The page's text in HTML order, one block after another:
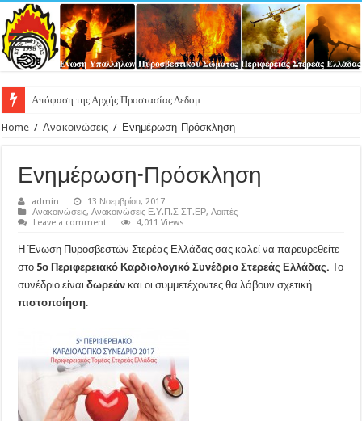
Απόφαση της Αρχής Προστασίας Δεδομένων Προσωπικού Χαρα
Home / Ανακοινώσεις / Ενημέρωση-Πρόσκληση
Ενημέρωση-Πρόσκληση
admin
13 Νοεμβρίου, 2017
Ανακοινώσεις,Ανακοινώσεις Ε.Υ.Π.Σ ΣΤ.ΕΡ,Λοιπές
Leave a comment
4,011 Views
Η Ένωση Πυροσβεστών Στερέας Ελλάδας σας καλεί να παρευρεθείτε
στο 5ο Περιφερειακό Καρδιολογικό Συνέδριο Στερεάς Ελλάδας.Το
συνέδριο είναιδωρεάν και οι συμμετέχοντες θα λάβουν σχετική
πιστοποίηση.